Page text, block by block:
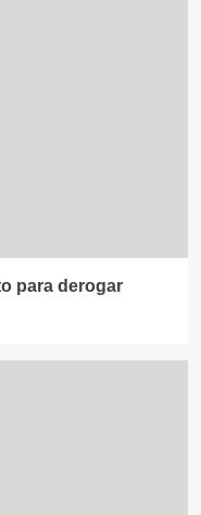
para derogar